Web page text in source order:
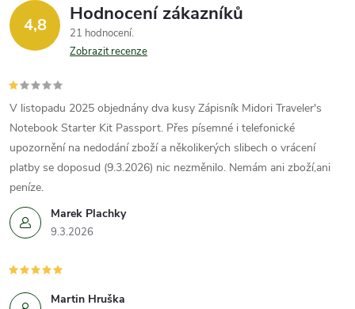
4,8 Hodnocení zákazníků
21 hodnocení
Zobrazit recenze
Marek Plachky
9.3.2026
V listopadu 2025 objednány dva kusy Zápisník Midori Traveler's
Notebook Starter Kit Passport. Přes písemné i telefonické
upozornění na nedodání zboží a několikerých slibech o vrácení
platby se doposud (9.3.2026) nic nezměnilo. Nemám ani zboží,ani
peníze.
Martin Hruška